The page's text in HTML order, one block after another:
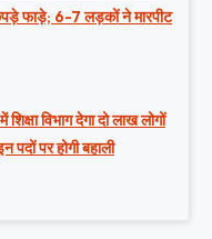
फाड़े; 6-7 लड़कों ने मारपीट
विभाग देगा दो लाख लोगों
पर होगी बहाली